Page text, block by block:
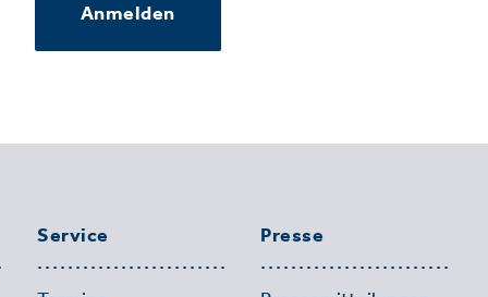
Anmelden
Service Presse